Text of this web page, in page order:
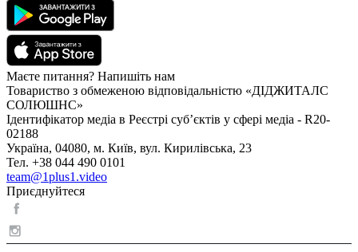
Маєте питання? Напишіть нам
Товариство з обмеженою відповідальністю «ДІДЖИТАЛС
СОЛЮШНС»
Ідентифікатор медіа в Реєстрі суб’єктів у сфері медіа - R20-
02188
Україна, 04080, м. Київ, вул. Кирилівська, 23
Тел. +38 044 490 0101
team@1plus1.video
Приєднуйтеся